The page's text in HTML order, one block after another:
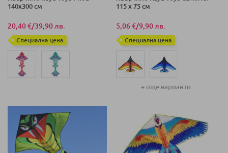
140х300 см
20,40 €/39,90 лв.
Специална цена
115 х 75 см
5,06 €/9,90 лв.
Специална цена
+ още варианти